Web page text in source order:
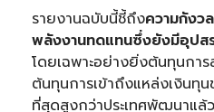
รายงานฉบับนี้ชี้ถึงความกังว
พลังงานทดแทนซึ่งยังมีอุปส
โดยเฉพาะอย่างยิ่งต้นทุนกา
ต้นทุนการเข้าถึงแหล่งเงินทุ
ที่สุดสูงกว่าประเทศพัฒนาแ